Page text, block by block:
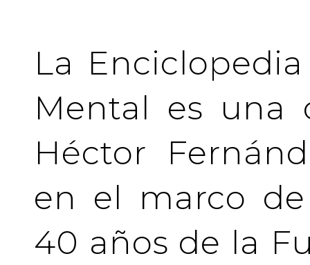
La
Mental es una
Héctor
en el marco
40 años de la